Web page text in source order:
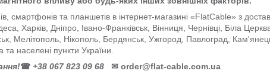
смартфонів та планшетів в інтернет-магазині «FlatCable» з
Харків, Дніпро, Івано-Франківськ, Вінниця, Чернівці, Біла
Мелітополь, Нікополь, Бердянськ, Ужгород, Павлоград,
населені пункти України.
☎ +38 067 823 09 68 ✉ order@flat-cable.com.ua